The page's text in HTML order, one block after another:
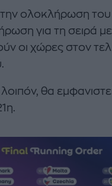
ολοκλήρωση του
για τη σειρά
οι χώρες στον
θα